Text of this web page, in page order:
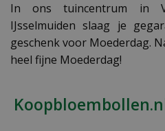
In ons tuincentrum in
IJsselmuiden slaag je
geschenk voor Moederdag.
heel fijne Moederdag!